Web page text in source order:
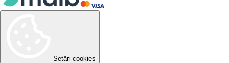
Setări cookies